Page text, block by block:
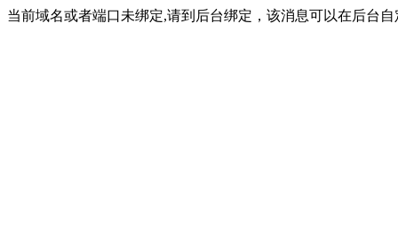
当前域名或者端口未绑定,请到后台绑定，该消息可以在后台自